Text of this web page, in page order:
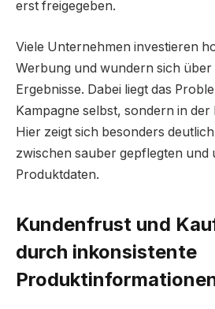
erst freigegeben.
Viele Unternehmen investieren
Werbung und wundern sich über
Ergebnisse. Dabei liegt das
Kampagne selbst, sondern in der
Hier zeigt sich besonders
zwischen sauber gepflegten
Produktdaten.
Kundenfrust und
durch inkonsistente